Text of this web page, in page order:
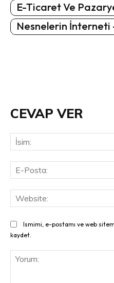
E-Ticaret Ve
Nesnelerin İnterneti
CEVAP VER
Ismimi, e-postamı ve web
kaydet.